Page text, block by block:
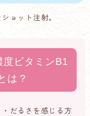
ョット注射。
ビタミンB1
は？
だるさを感じる方